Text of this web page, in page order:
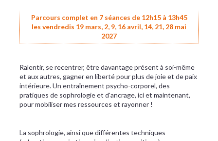
Parcours complet en 7 séances de 12h15 à 13h45
les vendredis 19 mars, 2, 9, 16 avril, 14, 21, 28 mai
2027
Ralentir, se recentrer, être davantage présent à soi-même
et aux autres, gagner en liberté pour plus de joie et de paix
intérieure. Un entraînement psycho-corporel, des
pratiques de sophrologie et d'ancrage, ici et maintenant,
pour mobiliser mes ressources et rayonner !
La sophrologie, ainsi que différentes techniques